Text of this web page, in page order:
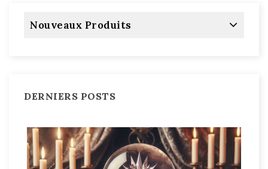
Nouveaux Produits
DERNIERS POSTS